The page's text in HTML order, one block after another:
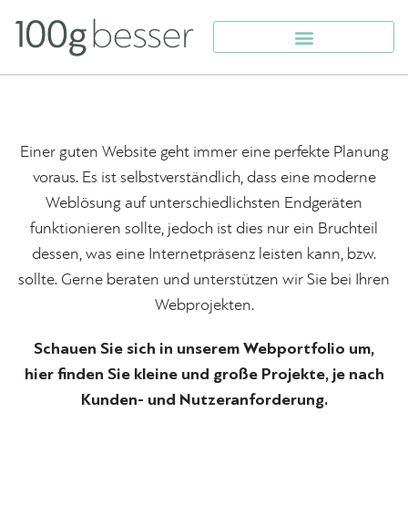
Einer guten Website geht immer eine perfekte Planung
voraus. Es ist selbstverständlich, dass eine moderne
Weblösung auf unterschiedlichsten Endgeräten
funktionieren sollte, jedoch ist dies nur ein Bruchteil
dessen, was eine Internetpräsenz leisten kann, bzw.
sollte. Gerne beraten und unterstützen wir Sie bei Ihren
Webprojekten.
Schauen Sie sich in unserem Webportfolio um,
hier finden Sie kleine und große Projekte, je nach
Kunden- und Nutzeranforderung.